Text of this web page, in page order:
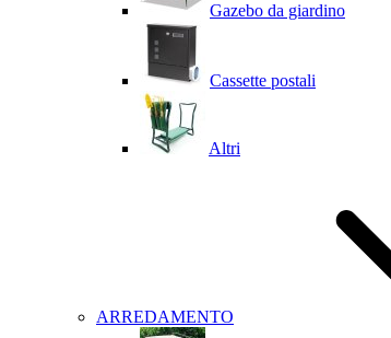
Gazebo da giardino
Cassette postali
Altri
ARREDAMENTO